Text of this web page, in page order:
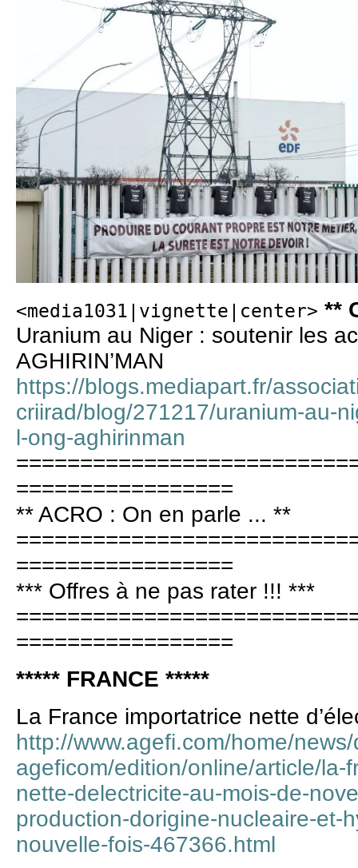
<media1031|vignette|center> **
Uranium au Niger : soutenir les
AGHIRIN’MAN
https://blogs.mediapart.fr/
criirad/blog/271217/uranium-au-
l-ong-aghirinman
=================
** ACRO : On en parle ... **
=================
*** Offres à ne pas rater !!! ***
=================
***** FRANCE *****
La France importatrice nette
http://www.agefi.com/home/
ageficom/edition/online/article/la-
nette-delectricite-au-mois-de-
production-dorigine-nucleaire-et-
nouvelle-fois-467366.html